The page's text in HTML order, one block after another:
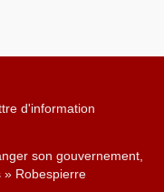
d'information
son gouvernement,
» Robespierre